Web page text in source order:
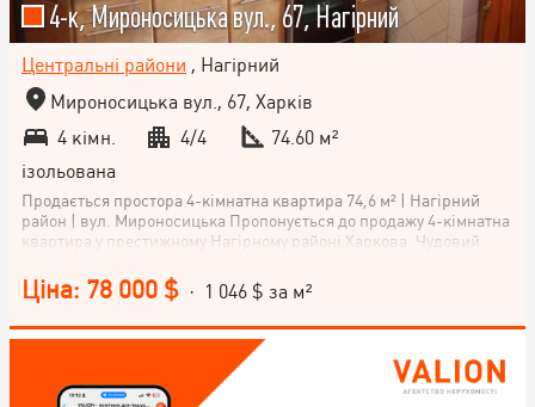
4-к, Мироносицька вул., 67, Нагірний
Центральні райони , Нагірний
Мироносицька вул., 67, Харків
4 кімн.
4/4
74.60 м²
ізольована
Продається простора 4-кімнатна квартира 74,6 м² | Нагірний
район | вул. Мироносицька Пропонується до продажу 4-кімнатна
квартира у престижному Нагірному районі Харкова. Чудовий
центральне розташування. 📐 Основні характеристики: Загальна
площа — 74,6 м² Кухня — 9 м² 4 поверх із 4 Косметичний ремонт
Квартира готова до проживання ✨ Переваги квартири:
функціональне планування; світлі та просторі кімнати; можна
заїхати одразу після покупки; чудовий варіант як для власного
проживання, так і для інвестиції. 📍 Вдале розташування
Ціна: 78 000 $ · 1 046 $ за м²